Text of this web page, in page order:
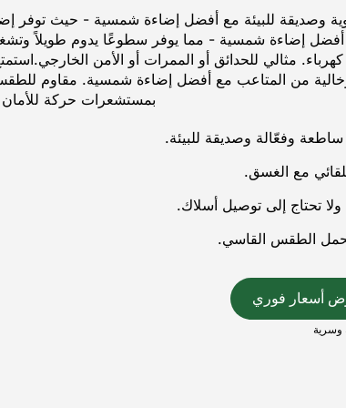
وصديقة للبيئة مع أفضل إضاءة شمسية - حيث توفر
أفضل إضاءة شمسية - مما يوفر سطوعًا يدوم طويلاً
مثالي للحدائق أو الممرات أو الأمن
وخالية من المتاعب مع أفضل إضاءة شمسية. مقاوم
بمستشعرات حركة للأمان
وفعّالة وصديقة للبيئة.
مع الغسق.
تحتاج إلى توصيل أسلاك.
الطقس القاسي.
أسعار فوري
وسرية